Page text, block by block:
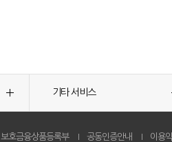
기타 서비스
보호금융상품등록부 공동인증안내 이용